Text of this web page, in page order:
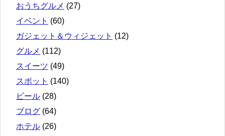
おうちグルメ (27)
イベント (60)
ガジェット＆ウィジェット (12)
グルメ (112)
スイーツ (49)
スポット (140)
ビール (28)
ブログ (64)
ホテル (26)